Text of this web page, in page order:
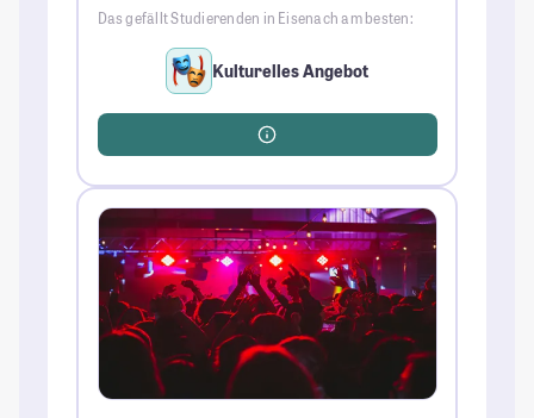
Das gefällt Studierenden in Eisenach am besten:
Kulturelles Angebot